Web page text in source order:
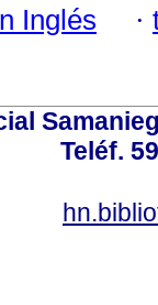
Inglés ·
Teléf.